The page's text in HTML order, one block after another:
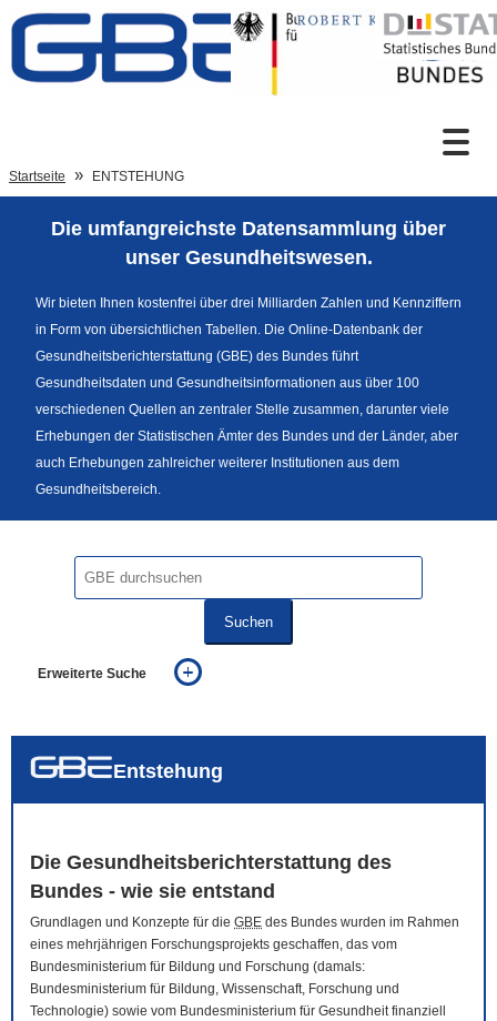
Zum Inhalt
Sprachumschaltung
Fußzeile
Startseite ENTSTEHUNG
Die umfangreichste Datensammlung über
unser Gesundheitswesen.
Wir bieten Ihnen kostenfrei über drei Milliarden Zahlen und Kennziffern
in Form von übersichtlichen Tabellen. Die Online-Datenbank der
Gesundheitsberichterstattung (GBE) des Bundes führt
Gesundheitsdaten und Gesundheitsinformationen aus über 100
verschiedenen Quellen an zentraler Stelle zusammen, darunter viele
Erhebungen der Statistischen Ämter des Bundes und der Länder, aber
auch Erhebungen zahlreicher weiterer Institutionen aus dem
Gesundheitsbereich.
Suchen
Erweiterte Suche
auch in allen Texten suchen (Volltextsuche)
Entstehung
Die Gesundheitsberichterstattung des
Bundes - wie sie entstand
Grundlagen und Konzepte für die GBE des Bundes wurden im Rahmen
eines mehrjährigen Forschungsprojekts geschaffen, das vom
Bundesministerium für Bildung und Forschung (damals:
Bundesministerium für Bildung, Wissenschaft, Forschung und
Technologie) sowie vom Bundesministerium für Gesundheit finanziell